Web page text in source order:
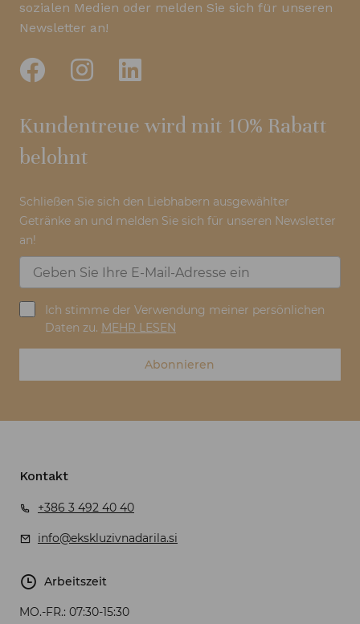
sozialen Medien oder melden Sie sich für unseren
Newsletter an!
Kundentreue wird mit 10% Rabatt
belohnt
Schließen Sie sich den Liebhabern ausgewählter
Getränke an und melden Sie sich für unseren Newsletter
an!
Ich stimme der Verwendung meiner persönlichen
Daten zu. MEHR LESEN
Abonnieren
Kontakt
+386 3 492 40 40
info@ekskluzivnadarila.si
Arbeitszeit
MO.-FR.: 07:30-15:30